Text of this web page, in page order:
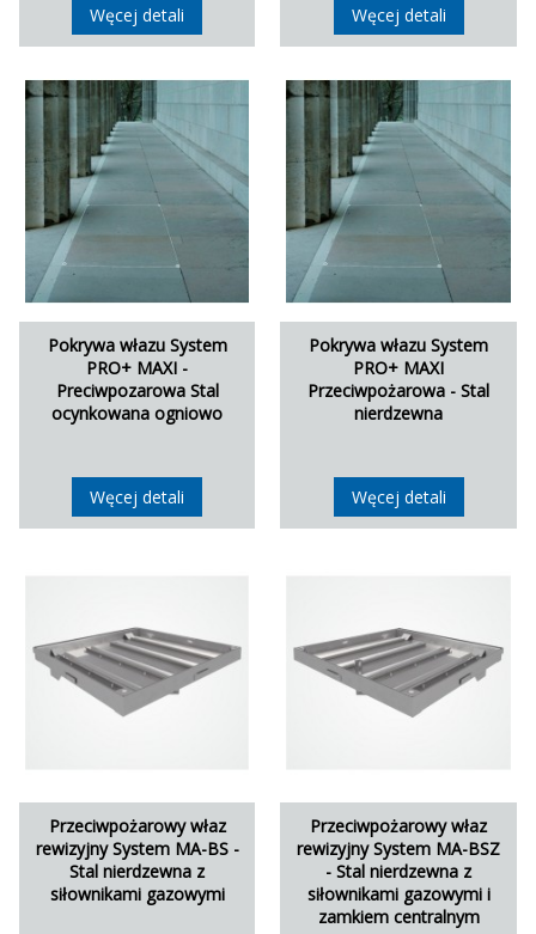
Węcej detali Węcej detali
Pokrywa włazu System
PRO+ MAXI -
Preciwpozarowa Stal
ocynkowana ogniowo
Węcej detali
Pokrywa włazu System
PRO+ MAXI
Przeciwpożarowa - Stal
nierdzewna
Węcej detali
Przeciwpożarowy właz
rewizyjny System MA-BS -
Stal nierdzewna z
siłownikami gazowymi
Przeciwpożarowy właz
rewizyjny System MA-BSZ
- Stal nierdzewna z
siłownikami gazowymi i
zamkiem centralnym